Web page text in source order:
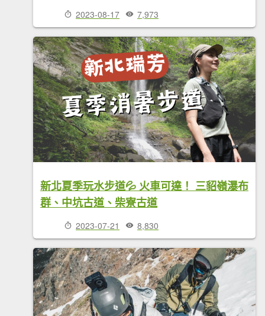
2023-08-17 7,973
新北夏季玩水步道💦 火車可達！ 三貂嶺瀑布
群、中坑古道、柴寮古道
2023-07-21 8,830